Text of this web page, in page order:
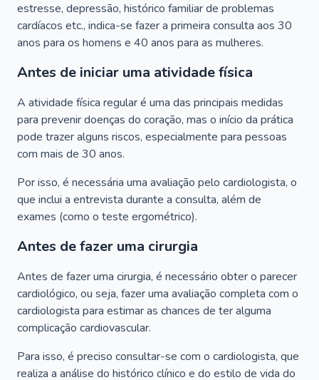
estresse, depressão, histórico familiar de problemas
cardíacos etc., indica-se fazer a primeira consulta aos 30
anos para os homens e 40 anos para as mulheres.
Antes de iniciar uma atividade física
A atividade física regular é uma das principais medidas
para prevenir doenças do coração, mas o início da prática
pode trazer alguns riscos, especialmente para pessoas
com mais de 30 anos.
Por isso, é necessária uma avaliação pelo cardiologista, o
que inclui a entrevista durante a consulta, além de
exames (como o teste ergométrico).
Antes de fazer uma cirurgia
Antes de fazer uma cirurgia, é necessário obter o parecer
cardiológico, ou seja, fazer uma avaliação completa com o
cardiologista para estimar as chances de ter alguma
complicação cardiovascular.
Para isso, é preciso consultar-se com o cardiologista, que
realiza a análise do histórico clínico e do estilo de vida do